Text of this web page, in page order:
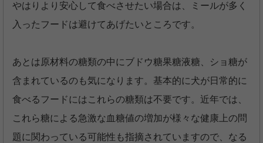
やはりより安心して食べさせたい場合は、ミールが多く
入ったフードは避けてあげたいところです。
あとは原材料の糖類の中にブドウ糖果糖液糖、ショ糖が
含まれているのも気になります。基本的に犬が日常的に
食べるフードにはこれらの糖類は不要です。近年では、
これら糖による急激な血糖値の増加が様々な健康上の問
題に関わっている可能性も指摘されていますので、なる